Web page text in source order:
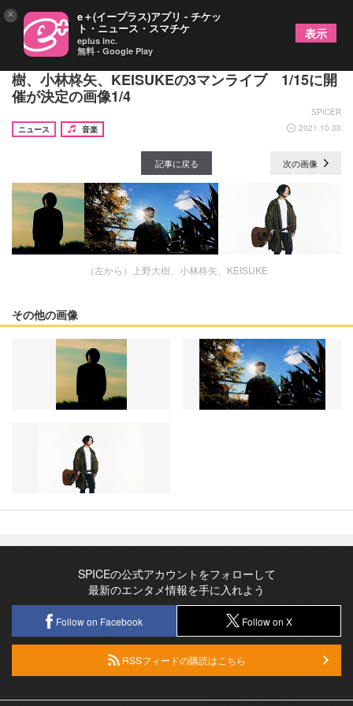
新進気鋭の男性シンガー・ソングライター上野大
樹、小林柊矢、KEISUKEの3マンライブ 1/15に開
催が決定の画像1/4
SPICER
ニュース
音楽 2021.10.30
記事に戻る 次の画像
（左から）上野大樹、小林柊矢、KEISUKE
その他の画像
SPICEの公式アカウントをフォローして
最新のエンタメ情報を手に入れよう
Follow on Facebook Follow on X
RSSフィードの購読はこちら
× e＋(イープラス)アプリ - チケッ
ト・ニュース・スマチケ
eplus inc.
無料 - Google Play
表示